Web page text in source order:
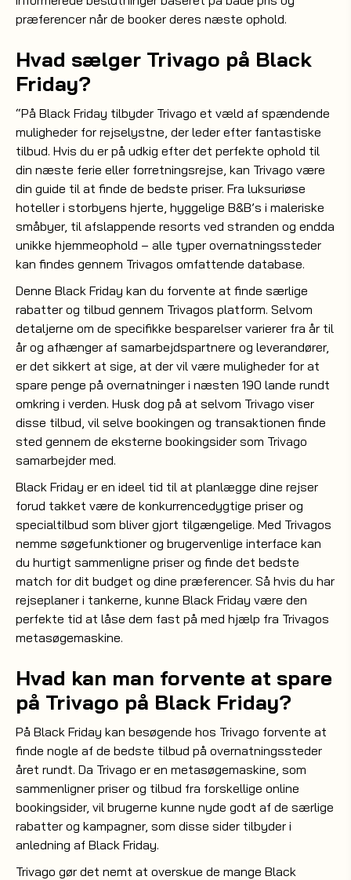
præferencer når de booker deres næste ophold.
Hvad sælger Trivago på Black
Friday?
“På Black Friday tilbyder Trivago et væld af spændende
muligheder for rejselystne, der leder efter fantastiske
tilbud. Hvis du er på udkig efter det perfekte ophold til
din næste ferie eller forretningsrejse, kan Trivago være
din guide til at finde de bedste priser. Fra luksuriøse
hoteller i storbyens hjerte, hyggelige B&B’s i maleriske
småbyer, til afslappende resorts ved stranden og endda
unikke hjemmeophold – alle typer overnatningssteder
kan findes gennem Trivagos omfattende database.
Denne Black Friday kan du forvente at finde særlige
rabatter og tilbud gennem Trivagos platform. Selvom
detaljerne om de specifikke besparelser varierer fra år til
år og afhænger af samarbejdspartnere og leverandører,
er det sikkert at sige, at der vil være muligheder for at
spare penge på overnatninger i næsten 190 lande rundt
omkring i verden. Husk dog på at selvom Trivago viser
disse tilbud, vil selve bookingen og transaktionen finde
sted gennem de eksterne bookingsider som Trivago
samarbejder med.
Black Friday er en ideel tid til at planlægge dine rejser
forud takket være de konkurrencedygtige priser og
specialtilbud som bliver gjort tilgængelige. Med Trivagos
nemme søgefunktioner og brugervenlige interface kan
du hurtigt sammenligne priser og finde det bedste
match for dit budget og dine præferencer. Så hvis du har
rejseplaner i tankerne, kunne Black Friday være den
perfekte tid at låse dem fast på med hjælp fra Trivagos
metasøgemaskine.
Hvad kan man forvente at spare
på Trivago på Black Friday?
På Black Friday kan besøgende hos Trivago forvente at
finde nogle af de bedste tilbud på overnatningssteder
året rundt. Da Trivago er en metasøgemaskine, som
sammenligner priser og tilbud fra forskellige online
bookingsider, vil brugerne kunne nyde godt af de særlige
rabatter og kampagner, som disse sider tilbyder i
anledning af Black Friday.
Trivago gør det nemt at overskue de mange Black